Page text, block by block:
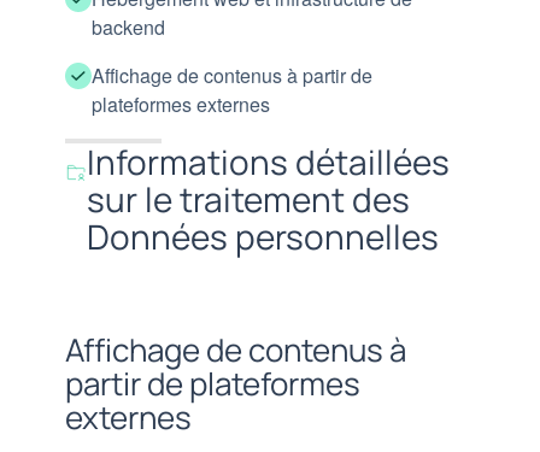
backend
Affichage de contenus à partir de
plateformes externes
Informations détaillées
sur le traitement des
Données personnelles
Affichage de contenus à
partir de plateformes
externes